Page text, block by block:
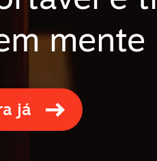
mente
já